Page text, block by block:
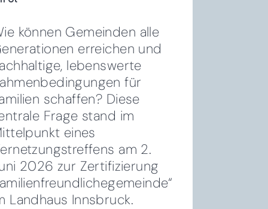
können Gemeinden alle
erreichen und
lebenswerte
für
schaffen? Diese
Frage stand im
eines
am 2.
2026 zur Zertifizierung
Landhaus Innsbruck.